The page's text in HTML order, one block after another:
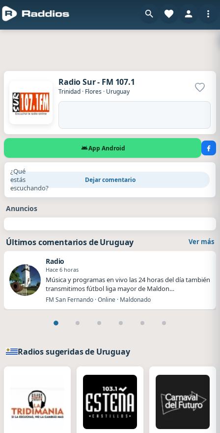
Radio Sur - FM 107.1
Trinidad · Flores · Uruguay
App Android
¿Qué
estás
escuchando?
Dejar comentario
Anuncios
Últimos comentarios de Uruguay Ver más
Radio
Hace 6 horas
Música y programas en vivo las 24 horas del día también
transmitimos fútbol liga mayor de Maldon…
FM San Fernando · Online · Maldonado
Radios sugeridas de Uruguay